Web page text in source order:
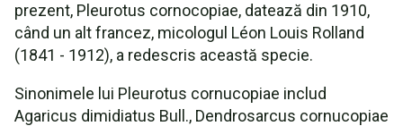
prezent, Pleurotus cornocopiae, datează din 1910,
când un alt francez, micologul Léon Louis Rolland
(1841 - 1912), a redescris această specie.
Sinonimele lui Pleurotus cornucopiae includ
Agaricus dimidiatus Bull., Dendrosarcus cornucopiae